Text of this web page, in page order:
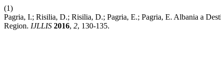
(1)
Pagria, I.; Risilia, D.; Risilia, D.; Pagria, E.; Pagria, E. Albania a
Region. IJLLIS 2016, 2, 130-135.